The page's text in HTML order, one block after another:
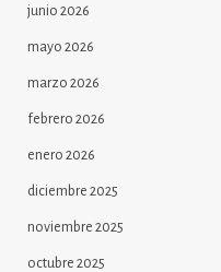
junio 2026
mayo 2026
marzo 2026
febrero 2026
enero 2026
diciembre 2025
noviembre 2025
octubre 2025